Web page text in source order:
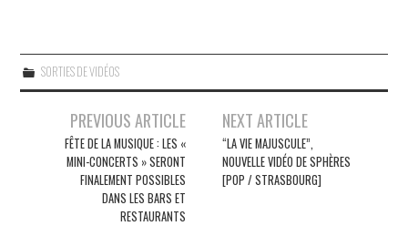
SORTIES DE VIDÉOS
Navigation
articles
PREVIOUS ARTICLE
FÊTE DE LA MUSIQUE : LES «
MINI-CONCERTS » SERONT
FINALEMENT POSSIBLES
DANS LES BARS ET
RESTAURANTS
NEXT ARTICLE
“LA VIE MAJUSCULE”,
NOUVELLE VIDÉO DE SPHÈRES
[POP / STRASBOURG]